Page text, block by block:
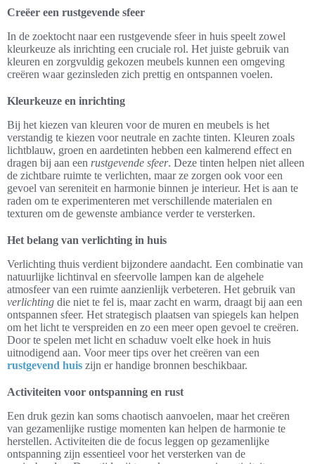
Creëer een rustgevende sfeer
In de zoektocht naar een rustgevende sfeer in huis speelt zowel
kleurkeuze als inrichting een cruciale rol. Het juiste gebruik van
kleuren en zorgvuldig gekozen meubels kunnen een omgeving
creëren waar gezinsleden zich prettig en ontspannen voelen.
Kleurkeuze en inrichting
Bij het kiezen van kleuren voor de muren en meubels is het
verstandig te kiezen voor neutrale en zachte tinten. Kleuren zoals
lichtblauw, groen en aardetinten hebben een kalmerend effect en
dragen bij aan een rustgevende sfeer. Deze tinten helpen niet alleen
de zichtbare ruimte te verlichten, maar ze zorgen ook voor een
gevoel van sereniteit en harmonie binnen je interieur. Het is aan te
raden om te experimenteren met verschillende materialen en
texturen om de gewenste ambiance verder te versterken.
Het belang van verlichting in huis
Verlichting thuis verdient bijzondere aandacht. Een combinatie van
natuurlijke lichtinval en sfeervolle lampen kan de algehele
atmosfeer van een ruimte aanzienlijk verbeteren. Het gebruik van
verlichting die niet te fel is, maar zacht en warm, draagt bij aan een
ontspannen sfeer. Het strategisch plaatsen van spiegels kan helpen
om het licht te verspreiden en zo een meer open gevoel te creëren.
Door te spelen met licht en schaduw voelt elke hoek in huis
uitnodigend aan. Voor meer tips over het creëren van een
rustgevend huis zijn er handige bronnen beschikbaar.
Activiteiten voor ontspanning en rust
Een druk gezin kan soms chaotisch aanvoelen, maar het creëren
van gezamenlijke rustige momenten kan helpen de harmonie te
herstellen. Activiteiten die de focus leggen op gezamenlijke
ontspanning zijn essentieel voor het versterken van de